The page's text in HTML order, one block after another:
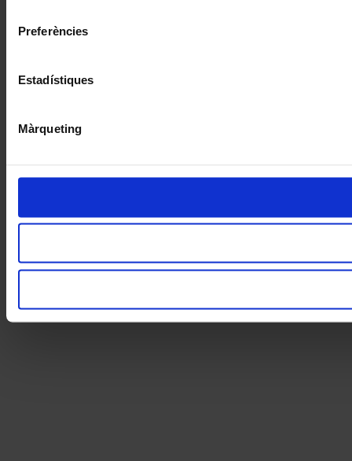
Preferències
Estadístiques
Màrqueting